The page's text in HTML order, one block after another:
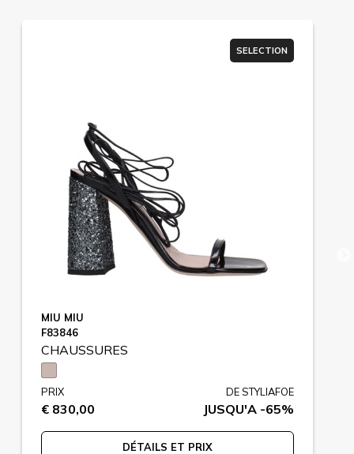
SELECTION
MIU MIU
F83846
CHAUSSURES
PRIX
€ 830,00
DE STYLIAFOE
JUSQU'A -65%
DÉTAILS ET PRIX